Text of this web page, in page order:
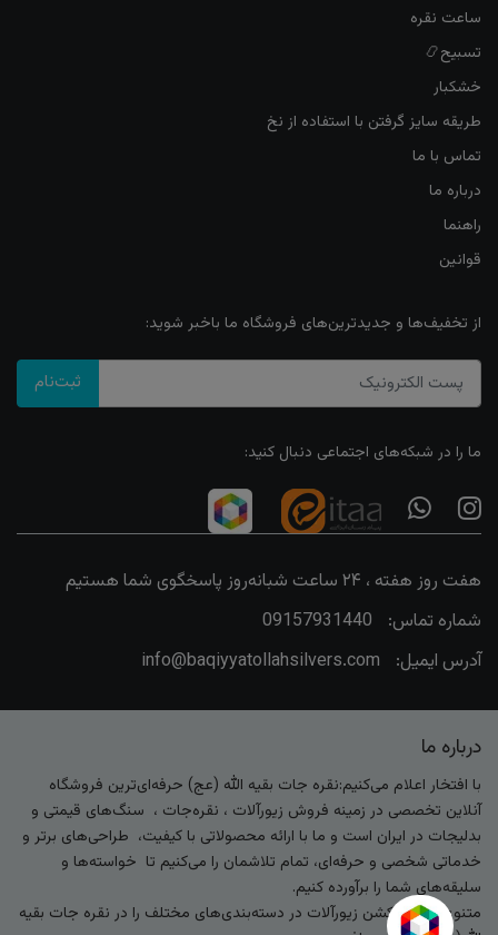
ساعت نقره
تسبیح📿
خشکبار
طریقه سایز گرفتن با استفاده از نخ
تماس با ما
درباره ما
راهنما
قوانین
از تخفیف‌ها و جدیدترین‌های فروشگاه ما باخبر شوید:
ثبت‌نام
ما را در شبکه‌های اجتماعی دنبال کنید:
هفت روز هفته ، ۲۴ ساعت شبانه‌روز پاسخگوی شما هستیم
شماره تماس:
09157931440
آدرس ایمیل:
info@baqiyyatollahsilvers.com
درباره ما
با افتخار اعلام می‌کنیم:نقره جات بقیه الله (عج) حرفه‌ای‌ترین فروشگاه
آنلاین تخصصی در زمینه فروش زیورآلات ، نقره‌جات ، سنگ‌های قیمتی و
بدلیجات در ایران است و ما با ارائه محصولاتی با کیفیت، طراحی‌های برتر و
خدماتی شخصی و حرفه‌ای، تمام تلاشمان را می‌کنیم تا خواسته‌ها و
سلیقه‌های شما را برآورده کنیم.
متنوع‌ترین کالکشن زیورآلات در دسته‌بندی‌های مختلف را در نقره جات بقیه